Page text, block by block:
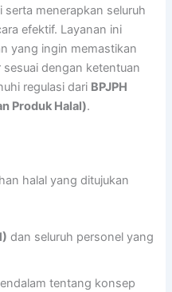
serta menerapkan seluruh
efektif. Layanan ini
yang ingin memastikan
dengan ketentuan
regulasi dari BPJPH
Produk Halal).
halal yang ditujukan
dan seluruh personel yang
tentang konsep